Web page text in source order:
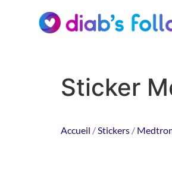
Sticker
Accueil /Stickers /